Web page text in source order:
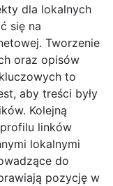
dla lokalnych
się na
Tworzenie
oraz opisów
to
aby treści były
Kolejną
linków
lokalnymi
do
pozycję w